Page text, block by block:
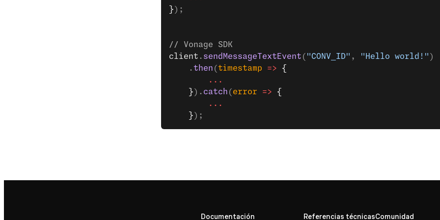
} );
// Vonage SDK
client . sendMessageTextEvent ( "CONV_ID" , "Hello world!" )
    .
then (timestamp => {
        ...
    }
). catch ( error => {
        ...
    }
);
Documentación Referencias técnicasComunidad